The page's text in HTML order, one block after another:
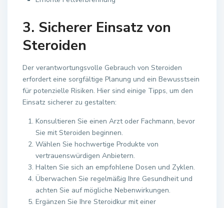
3. Sicherer Einsatz von
Steroiden
Der verantwortungsvolle Gebrauch von Steroiden
erfordert eine sorgfältige Planung und ein Bewusstsein
für potenzielle Risiken. Hier sind einige Tipps, um den
Einsatz sicherer zu gestalten:
Konsultieren Sie einen Arzt oder Fachmann, bevor
Sie mit Steroiden beginnen.
Wählen Sie hochwertige Produkte von
vertrauenswürdigen Anbietern.
Halten Sie sich an empfohlene Dosen und Zyklen.
Überwachen Sie regelmäßig Ihre Gesundheit und
achten Sie auf mögliche Nebenwirkungen.
Ergänzen Sie Ihre Steroidkur mit einer